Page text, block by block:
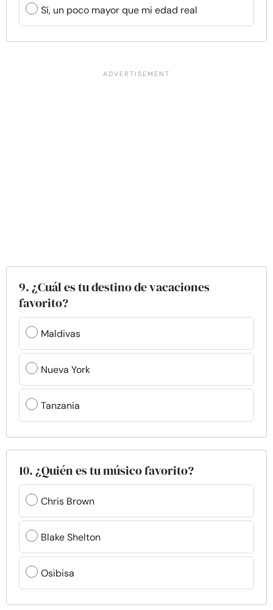
Sí, un poco mayor que mi edad real
9. ¿Cuál es tu destino de vacaciones
favorito?
Maldivas
Nueva York
Tanzania
10. ¿Quién es tu músico favorito?
Chris Brown
Blake Shelton
Osibisa